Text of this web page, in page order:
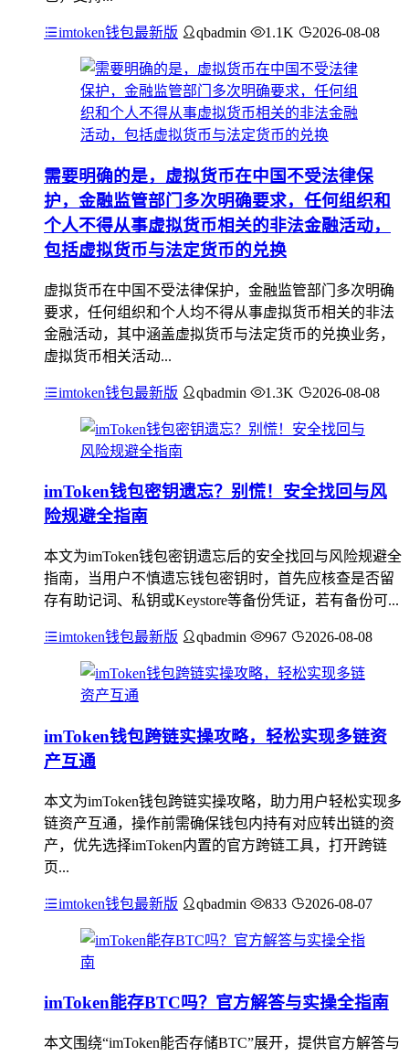
imtoken钱包最新版 qbadmin 1.1K 2026-08-08
需要明确的是，虚拟货币在中国不受法律保
护，金融监管部门多次明确要求，任何组织和
个人不得从事虚拟货币相关的非法金融活动，
包括虚拟货币与法定货币的兑换
虚拟货币在中国不受法律保护，金融监管部门多次明确
要求，任何组织和个人均不得从事虚拟货币相关的非法
金融活动，其中涵盖虚拟货币与法定货币的兑换业务，
虚拟货币相关活动...
imtoken钱包最新版 qbadmin 1.3K 2026-08-08
imToken钱包密钥遗忘？别慌！安全找回与风
险规避全指南
本文为imToken钱包密钥遗忘后的安全找回与风险规避全
指南，当用户不慎遗忘钱包密钥时，首先应核查是否留
存有助记词、私钥或Keystore等备份凭证，若有备份可...
imtoken钱包最新版 qbadmin 967 2026-08-08
imToken钱包跨链实操攻略，轻松实现多链资
产互通
本文为imToken钱包跨链实操攻略，助力用户轻松实现多
链资产互通，操作前需确保钱包内持有对应转出链的资
产，优先选择imToken内置的官方跨链工具，打开跨链
页...
imtoken钱包最新版 qbadmin 833 2026-08-07
imToken能存BTC吗？官方解答与实操全指南
本文围绕“imToken能否存储BTC”展开，提供官方解答与